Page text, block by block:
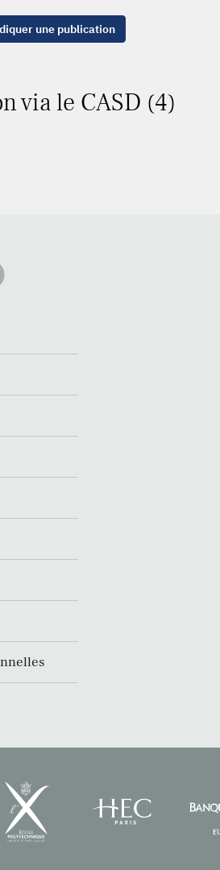
une publication
via le CASD (4)